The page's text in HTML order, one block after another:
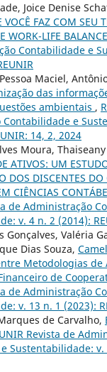
Joice Denise
VOCÊ FAZ COM SEU
WORK-LIFE BALANCE
Contabilidade e
Maciel,
das
ambientais ,
e
14, 2, 2024
Moura,
ATIVOS: UM
DOS DISCENTES DO
CIÊNCIAS
de Administração
v. 4 n. 2 (2014):
Gonçalves, Valéria
Dias Souza,
Metodologias de
de
de Administração
v. 13 n. 1 (2023):
de Carvalho,
Revista de
Sustentabilidade: v.